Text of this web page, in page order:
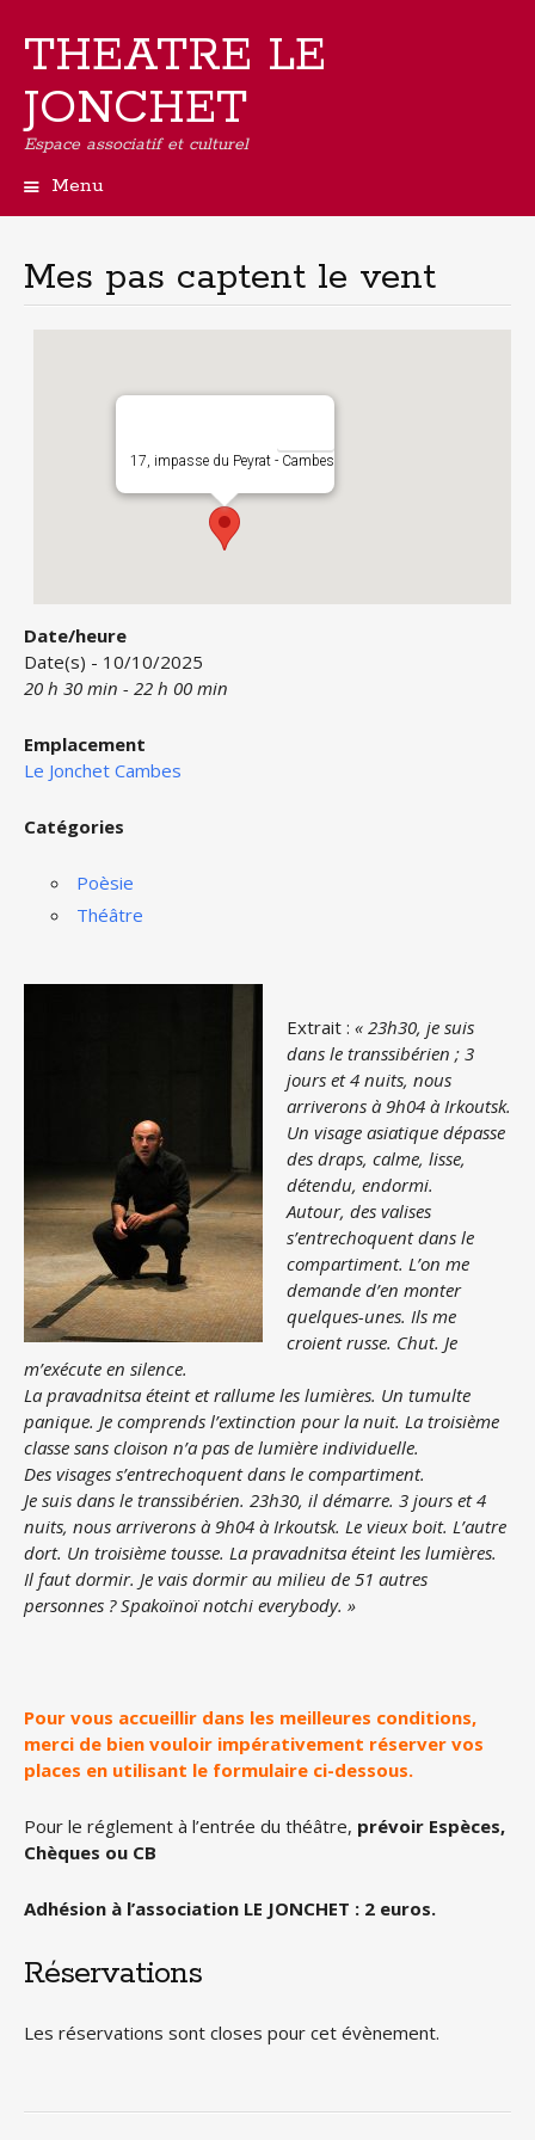
THEATRE LE
JONCHET
Espace associatif et culturel
Menu
principal
Mes pas captent le vent
17, impasse du Peyrat - Cambes
Date/heure
Date(s) - 10/10/2025
20 h 30 min - 22 h 00 min
Emplacement
Le Jonchet Cambes
Catégories
Poèsie
Théâtre
Extrait : « 23h30, je suis
dans le transsibérien ; 3
jours et 4 nuits, nous
arriverons à 9h04 à Irkoutsk.
Un visage asiatique dépasse
des draps, calme, lisse,
détendu, endormi.
Autour, des valises
s’entrechoquent dans le
compartiment. L’on me
demande d’en monter
quelques-unes. Ils me
croient russe. Chut. Je
m’exécute en silence.
La pravadnitsa éteint et rallume les lumières. Un tumulte
panique. Je comprends l’extinction pour la nuit. La troisième
classe sans cloison n’a pas de lumière individuelle.
Des visages s’entrechoquent dans le compartiment.
Je suis dans le transsibérien. 23h30, il démarre. 3 jours et 4
nuits, nous arriverons à 9h04 à Irkoutsk. Le vieux boit. L’autre
dort. Un troisième tousse. La pravadnitsa éteint les lumières.
Il faut dormir. Je vais dormir au milieu de 51 autres
personnes ? Spakoïnoï notchi everybody. »
Pour vous accueillir dans les meilleures conditions,
merci de bien vouloir impérativement réserver vos
places en utilisant le formulaire ci-dessous.
Pour le réglement à l’entrée du théâtre, prévoir Espèces,
Chèques ou CB
Adhésion à l’association LE JONCHET : 2 euros.
Réservations
Les réservations sont closes pour cet évènement.